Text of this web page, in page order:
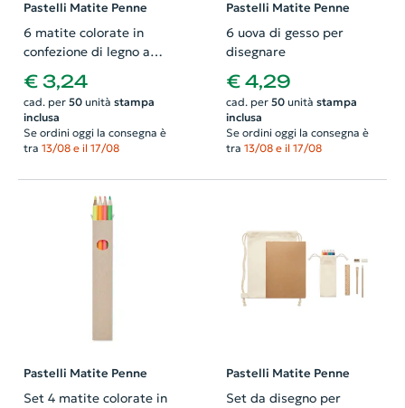
Pastelli Matite Penne
6 matite colorate in
confezione di legno a
forma di matita
€ 3,24
cad. per 50unità stampa
inclusa
Se ordini oggi la consegna è
tra 13/08 e il 17/08
Pastelli Matite Penne
6 uova di gesso per
disegnare
€ 4,29
cad. per 50unità stampa
inclusa
Se ordini oggi la consegna è
tra 13/08 e il 17/08
Pastelli Matite Penne
Set 4 matite colorate in
Pastelli Matite Penne
Set da disegno per